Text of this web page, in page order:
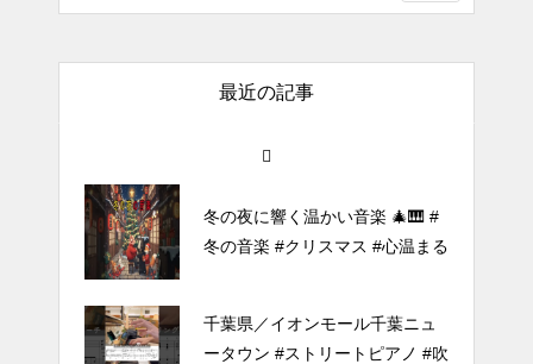
最近の記事
（中～上級）【The Dark History
ほぼ日1フレーズ THE BLUE H
冬の夜に響く温かい音楽 🎄🎹 #
冬の音楽 #クリスマス #心温まる
千葉県／イオンモール千葉ニュ
ータウン #ストリートピアノ #吹